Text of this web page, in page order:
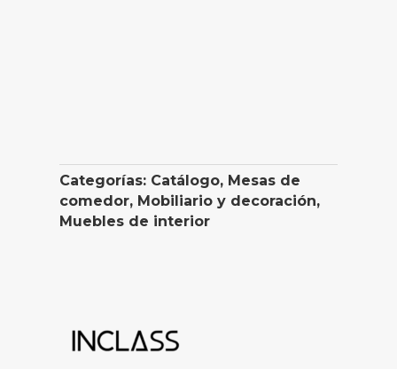
Categorías: Catálogo, Mesas de
comedor, Mobiliario y decoración,
Muebles de interior